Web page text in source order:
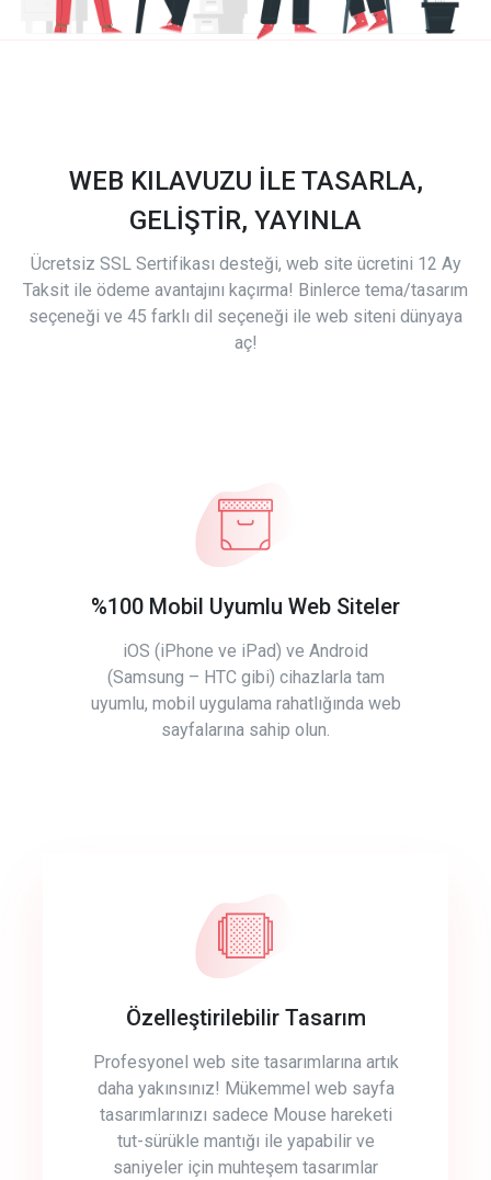
WEB KILAVUZU İLE TASARLA,
GELİŞTİR, YAYINLA
Ücretsiz SSL Sertifikası desteği, web site ücretini 12 Ay
Taksit ile ödeme avantajını kaçırma! Binlerce tema/tasarım
seçeneği ve 45 farklı dil seçeneği ile web siteni dünyaya
aç!
%100 Mobil Uyumlu Web Siteler
iOS (iPhone ve iPad) ve Android
(Samsung – HTC gibi) cihazlarla tam
uyumlu, mobil uygulama rahatlığında web
sayfalarına sahip olun.
Özelleştirilebilir Tasarım
Profesyonel web site tasarımlarına artık
daha yakınsınız! Mükemmel web sayfa
tasarımlarınızı sadece Mouse hareketi
tut-sürükle mantığı ile yapabilir ve
saniyeler için muhteşem tasarımlar